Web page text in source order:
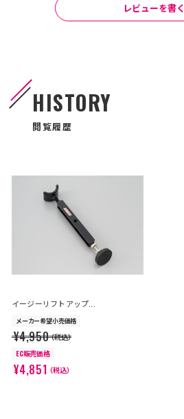
レビューを書く
HISTORY
閲覧履歴
イージーリフトアップ...
メーカー希望小売価格
¥4,950（税込）
EC販売価格
¥4,851 （税込）